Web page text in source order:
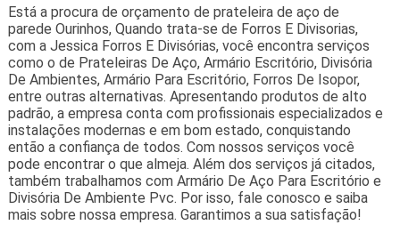
Está a procura de orçamento de prateleira de aço de
parede Ourinhos, Quando trata-se de Forros E Divisorias,
com a Jessica Forros E Divisórias, você encontra serviços
como o de Prateleiras De Aço, Armário Escritório, Divisória
De Ambientes, Armário Para Escritório, Forros De Isopor,
entre outras alternativas. Apresentando produtos de alto
padrão, a empresa conta com profissionais especializados e
instalações modernas e em bom estado, conquistando
então a confiança de todos. Com nossos serviços você
pode encontrar o que almeja. Além dos serviços já citados,
também trabalhamos com Armário De Aço Para Escritório e
Divisória De Ambiente Pvc. Por isso, fale conosco e saiba
mais sobre nossa empresa. Garantimos a sua satisfação!